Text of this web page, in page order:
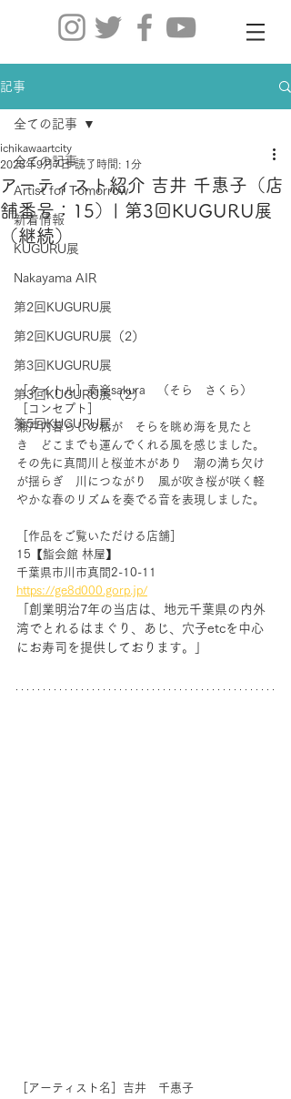
記事
全ての記事
Artist for Tomorrow
新着情報
KUGURU展
Nakayama AIR
第2回KUGURU展
第2回KUGURU展（2）
第3回KUGURU展
第3回KUGURU展（2）
第5回KUGURU展
全ての記事
アーティスト紹介 吉井 千惠子（店
舗番号：15）| 第3回KUGURU展
（継続）
ichikawaartcity
2023年9月7日 読了時間: 1分
［タイトル］奏楽sakura　（そら　さくら）
［コンセプト］
瀬戸内暮らしの私が　そらを眺め海を見たと
き　どこまでも運んでくれる風を感じました。
その先に真間川と桜並木があり　潮の満ち欠け
が揺らぎ　川につながり　風が吹き桜が咲く軽
やかな春のリズムを奏でる音を表現しました。
［作品をご覧いただける店舗］
15【鮨会館 林屋】
千葉県市川市真間2-10-11
https://ge8d000.gorp.jp/
「創業明治7年の当店は、地元千葉県の内外
湾でとれるはまぐり、あじ、穴子etcを中心
にお寿司を提供しております。」
［アーティスト名］吉井　千惠子